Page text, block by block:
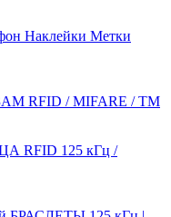
Наклейки Метки
RFID / MIFARE / TM
RFID 125 кГц /